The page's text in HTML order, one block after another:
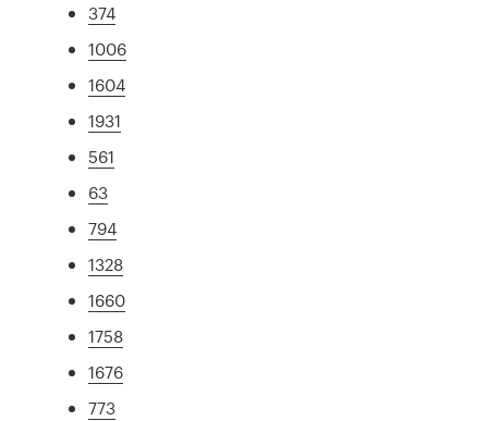
374
1006
1604
1931
561
63
794
1328
1660
1758
1676
773